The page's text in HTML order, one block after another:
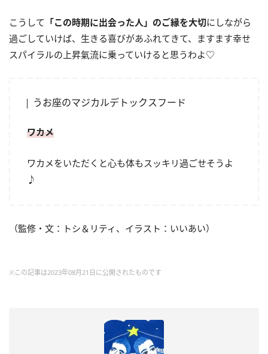
こうして 「この時期に出会った人」のご縁を大切にしながら
過ごしていけば、生きる喜びがあふれてきて、ますます幸せ
スパイラルの上昇氣流に乗っていけると思うわよ♡
うお座のマジカルデトックスフード
ワカメ
ワカメをいただくと心も体もスッキリ過ごせそうよ
♪
（監修・文：トシ＆リティ、イラスト：いいあい）
※この記事は2023年08月21日に公開されたものです